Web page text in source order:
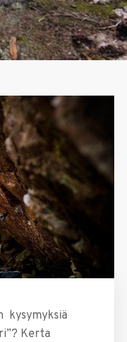
kysymyksiä
Kerta